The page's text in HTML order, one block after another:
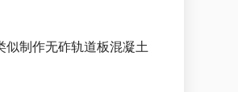
制作无砟轨道板混凝土